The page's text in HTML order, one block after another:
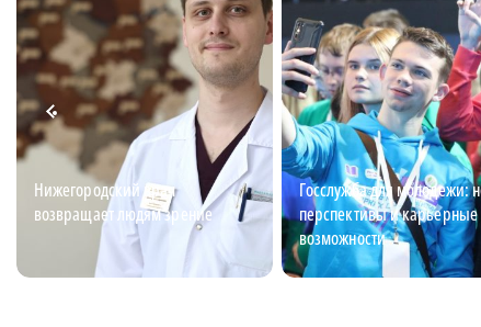
Нижегородский врач
возвращает людям зрение
Госслужба для молодежи:
перспективы и карьерные
возможности